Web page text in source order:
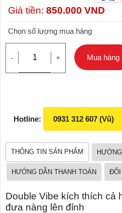
Giá tiền: 850.000 VND
Chọn số lượng mua hàng
- + Mua hàng
Hotline: 0931 312 607 (Vũ)
THÔNG TIN SẢN PHẨM
HƯỚNG DẪN THANH TOÁN ĐỔI
Double Vibe kích thích cả
đưa nàng lên đỉnh